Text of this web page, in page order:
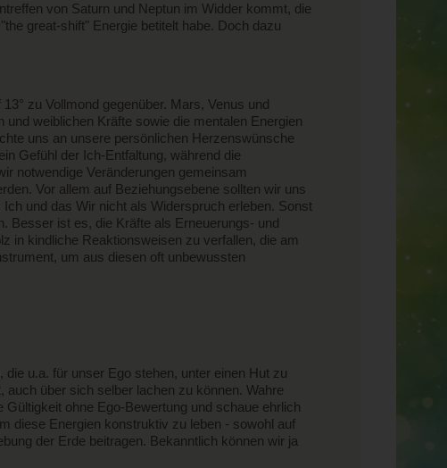
von Saturn und Neptun im Widder kommt, die
great-shift" Energie betitelt habe. Doch dazu
zu Vollmond gegenüber. Mars, Venus und
weiblichen Kräfte sowie die mentalen Energien
uns an unsere persönlichen Herzenswünsche
Gefühl der Ich-Entfaltung, während die
notwendige Veränderungen gemeinsam
Vor allem auf Beziehungsebene sollten wir uns
und das Wir nicht als Widerspruch erleben. Sonst
Besser ist es, die Kräfte als Erneuerungs- und
in kindliche Reaktionsweisen zu verfallen, die am
um aus diesen oft unbewussten
u.a. für unser Ego stehen, unter einen Hut zu
über sich selber lachen zu können. Wahre
ohne Ego-Bewertung und schaue ehrlich
diese Energien konstruktiv zu leben - sowohl auf
der Erde beitragen. Bekanntlich können wir ja